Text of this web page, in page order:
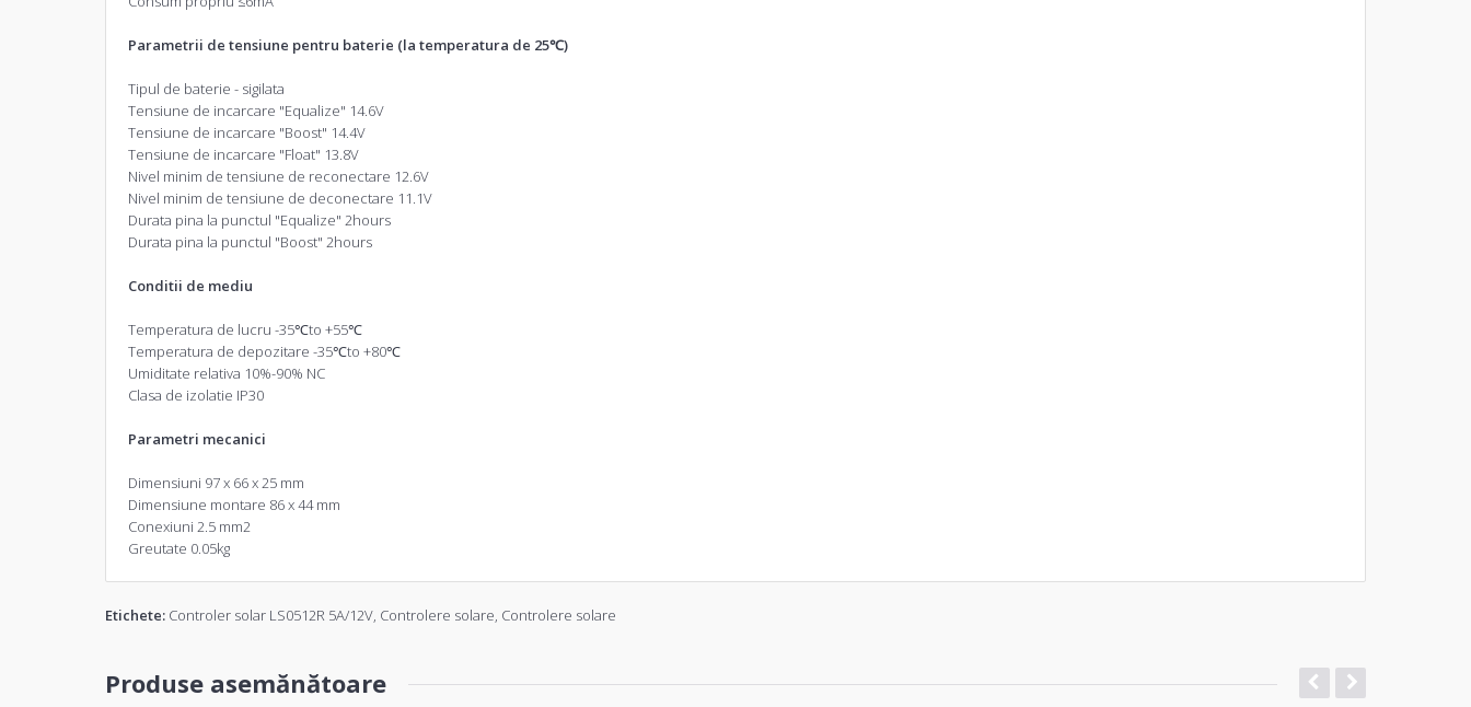
Parametrii de tensiune pentru baterie (la temperatura de 25℃)
Tipul de baterie - sigilata
Tensiune de incarcare "Equalize" 14.6V
Tensiune de incarcare "Boost" 14.4V
Tensiune de incarcare "Float" 13.8V
Nivel minim de tensiune de reconectare 12.6V
Nivel minim de tensiune de deconectare 11.1V
Durata pina la punctul "Equalize" 2hours
Durata pina la punctul "Boost" 2hours
Conditii de mediu
Temperatura de lucru -35℃to +55℃
Temperatura de depozitare -35℃to +80℃
Umiditate relativa 10%-90% NC
Clasa de izolatie IP30
Parametri mecanici
Dimensiuni 97 x 66 x 25 mm
Dimensiune montare 86 x 44 mm
Conexiuni 2.5 mm2
Greutate 0.05kg
Etichete: Controler solar LS0512R 5A/12V, Controlere solare, Controlere solare
Produse asemănătoare